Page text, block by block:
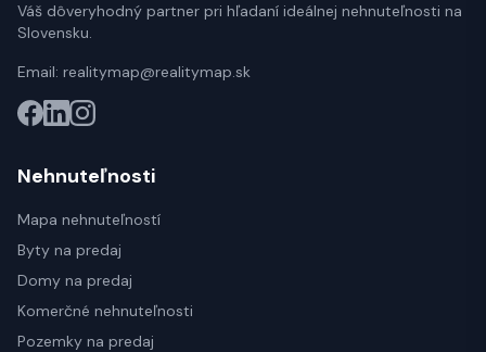
Váš dôveryhodný partner pri hľadaní ideálnej nehnuteľnosti na
Slovensku.
Email: realitymap@realitymap.sk
Nehnuteľnosti
Mapa nehnuteľností
Byty na predaj
Domy na predaj
Komerčné nehnuteľnosti
Pozemky na predaj